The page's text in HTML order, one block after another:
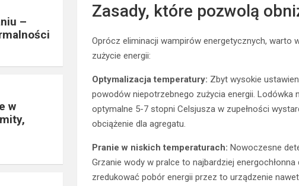
Zasady, które pozwolą
Oprócz eliminacji wampirów energetycznych, warto
zużycie energii:
Optymalizacja temperatury: Zbyt wysokie
powodów niepotrzebnego zużycia energii. Lodówka
optymalne 5-7 stopni Celsjusza w zupełności
obciążenie dla agregatu.
Pranie w niskich temperaturach: Nowoczesne
Grzanie wody w pralce to najbardziej
zredukować pobór energii przez to urządzenie
–
w